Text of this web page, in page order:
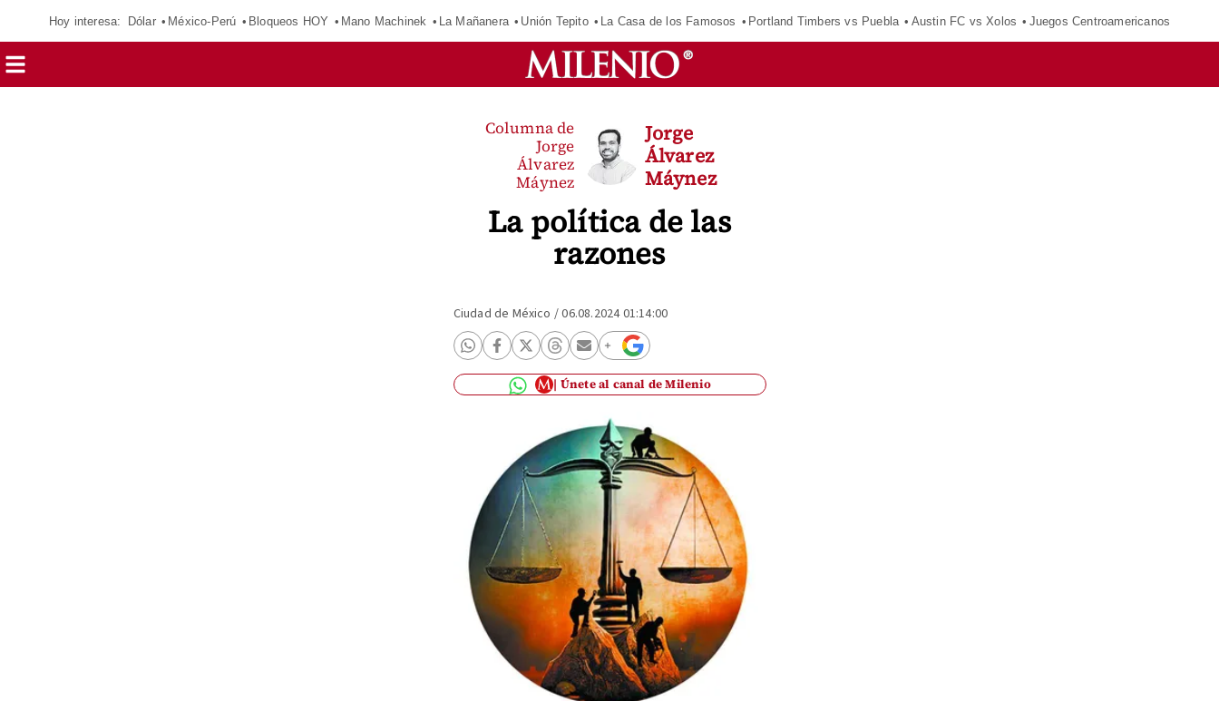
Hoy interesa: Dólar México-Perú Bloqueos HOY Mano Machinek La Mañanera Unión Tepito La Casa de los Famosos Portland Timbers vs Puebla Austin FC vs Xolos Juegos Centroamericanos
La política de las
razones
Columna de
Jorge
Álvarez
Máynez
Jorge
Álvarez
Máynez
Ciudad de México /06.08.2024 01:14:00
Únete al canal de Milenio